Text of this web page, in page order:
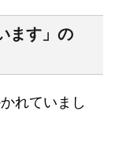
ます」の
れていまし